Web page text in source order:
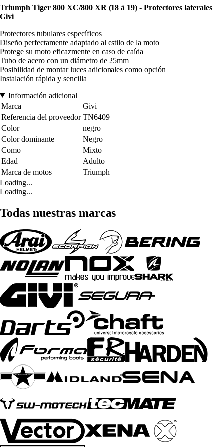
Triumph Tiger 800 XC/800 XR (18 à 19) - Protectores laterales
Givi
Protectores tubulares específicos
Diseño perfectamente adaptado al estilo de la moto
Protege su moto eficazmente en caso de caída
Tubo de acero con un diámetro de 25mm
Posibilidad de montar luces adicionales como opción
Instalación rápida y sencilla
Información adicional
Marca
Givi
Referencia del proveedor TN6409
Color
negro
Color dominante
Negro
Como
Mixto
Edad
Adulto
Marca de motos
Triumph
Loading...
Loading...
Todas nuestras marcas